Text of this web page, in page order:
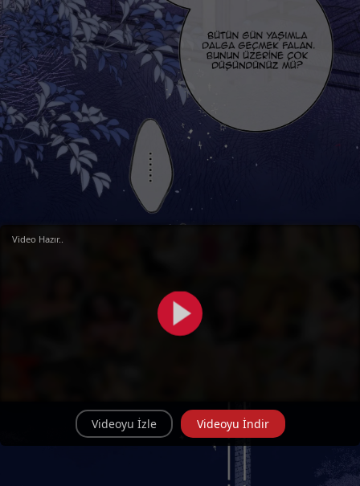
Video Hazır..
Videoyu İzle Videoyu İndir